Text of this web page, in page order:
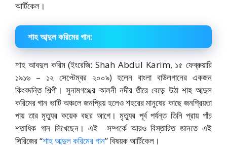
আর্টিকেল।
শাহ আব্দুল করিমের গান:
শাহ আবদুল করিম (ইংরেজি: Shah Abdul Karim, ১৫ ফেব্রুয়ারি
১৯১৬ – ১২ সেপ্টেম্বর ২০০৯) হলেন বাংলা বাউলগানের একজন
কিংবদন্তি শিল্পী। সুনামগঞ্জের কালনী নদীর তীরে বেড়ে উঠা শাহ আব্দুল
করিমের গান ভাটি অঞ্চলে জনপ্রিয় হলেও শহরের মানুষের কাছে জনপ্রিয়তা
পায় তার মৃত্যুর কয়েক বছর আগে। মৃত্যুর পূর্ব পর্যন্ত তিনি প্রায় পাঁচ
শতাধিক গান লিখেছেন। এই সম্পর্কে আরও বিস্তারিত জানতে এই
সিরিজের “শাহ আব্দুল করিমের গান” বিষয়ক আর্টিকেল।